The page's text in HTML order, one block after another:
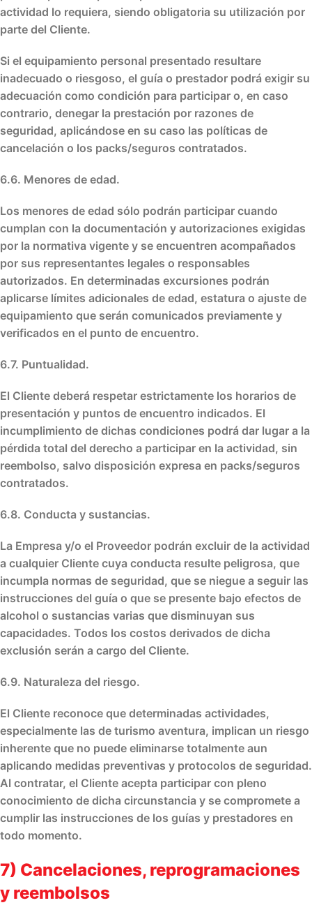
actividad lo requiera, siendo obligatoria su utilización por
parte del Cliente.
Si el equipamiento personal presentado resultare
inadecuado o riesgoso, el guía o prestador podrá exigir su
adecuación como condición para participar o, en caso
contrario, denegar la prestación por razones de
seguridad, aplicándose en su caso las políticas de
cancelación o los packs/seguros contratados.
6.6. Menores de edad.
Los menores de edad sólo podrán participar cuando
cumplan con la documentación y autorizaciones exigidas
por la normativa vigente y se encuentren acompañados
por sus representantes legales o responsables
autorizados. En determinadas excursiones podrán
aplicarse límites adicionales de edad, estatura o ajuste de
equipamiento que serán comunicados previamente y
verificados en el punto de encuentro.
6.7. Puntualidad.
El Cliente deberá respetar estrictamente los horarios de
presentación y puntos de encuentro indicados. El
incumplimiento de dichas condiciones podrá dar lugar a la
pérdida total del derecho a participar en la actividad, sin
reembolso, salvo disposición expresa en packs/seguros
contratados.
6.8. Conducta y sustancias.
La Empresa y/o el Proveedor podrán excluir de la actividad
a cualquier Cliente cuya conducta resulte peligrosa, que
incumpla normas de seguridad, que se niegue a seguir las
instrucciones del guía o que se presente bajo efectos de
alcohol o sustancias varias que disminuyan sus
capacidades. Todos los costos derivados de dicha
exclusión serán a cargo del Cliente.
6.9. Naturaleza del riesgo.
El Cliente reconoce que determinadas actividades,
especialmente las de turismo aventura, implican un riesgo
inherente que no puede eliminarse totalmente aun
aplicando medidas preventivas y protocolos de seguridad.
Al contratar, el Cliente acepta participar con pleno
conocimiento de dicha circunstancia y se compromete a
cumplir las instrucciones de los guías y prestadores en
todo momento.
7) Cancelaciones, reprogramaciones
y reembolsos